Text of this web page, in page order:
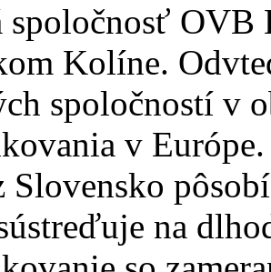
spoločnosť
Kolíne.
spoločností v
v
na